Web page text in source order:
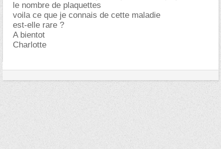
le nombre de plaquettes
voila ce que je connais de cette maladie
est-elle rare ?
A bientot
Charlotte